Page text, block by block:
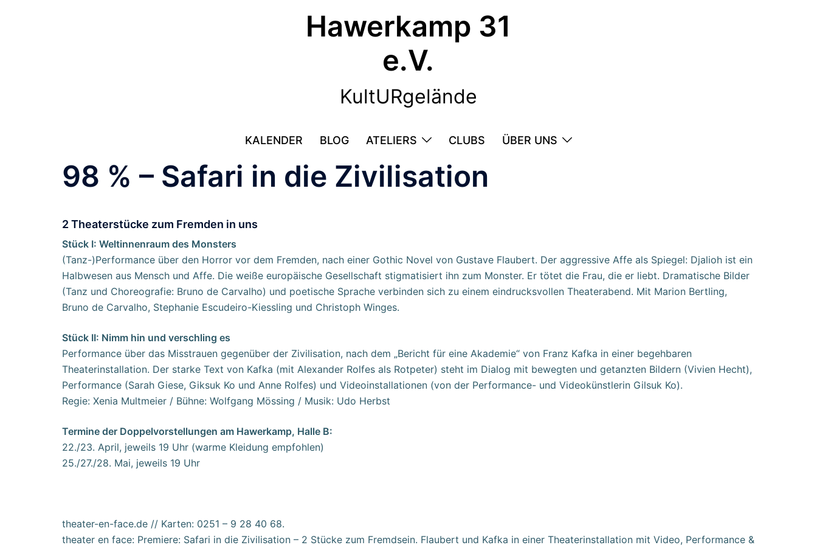
Hawerkamp 31
e.V.
KultURgelände
KALENDER BLOG ATELIERS CLUBS ÜBER UNS
98 % – Safari in die Zivilisation
2 Theaterstücke zum Fremden in uns
Stück I: Weltinnenraum des Monsters
(Tanz-)Performance über den Horror vor dem Fremden, nach einer Gothic Novel von Gustave Flaubert. Der aggressive Affe als Spiegel: Djalioh ist ein
Halbwesen aus Mensch und Affe. Die weiße europäische Gesellschaft stigmatisiert ihn zum Monster. Er tötet die Frau, die er liebt. Dramatische Bilder
(Tanz und Choreografie: Bruno de Carvalho) und poetische Sprache verbinden sich zu einem eindrucksvollen Theaterabend. Mit Marion Bertling,
Bruno de Carvalho, Stephanie Escudeiro-Kiessling und Christoph Winges.
Stück II: Nimm hin und verschling es
Performance über das Misstrauen gegenüber der Zivilisation, nach dem „Bericht für eine Akademie“ von Franz Kafka in einer begehbaren
Theaterinstallation. Der starke Text von Kafka (mit Alexander Rolfes als Rotpeter) steht im Dialog mit bewegten und getanzten Bildern (Vivien Hecht),
Performance (Sarah Giese, Giksuk Ko und Anne Rolfes) und Videoinstallationen (von der Performance- und Videokünstlerin Gilsuk Ko).
Regie: Xenia Multmeier / Bühne: Wolfgang Mössing / Musik: Udo Herbst
Termine der Doppelvorstellungen am Hawerkamp, Halle B:
22./23. April, jeweils 19 Uhr (warme Kleidung empfohlen)
25./27./28. Mai, jeweils 19 Uhr
theater-en-face.de // Karten: 0251 – 9 28 40 68.
theater en face: Premiere: Safari in die Zivilisation – 2 Stücke zum Fremdsein. Flaubert und Kafka in einer Theaterinstallation mit Video, Performance &